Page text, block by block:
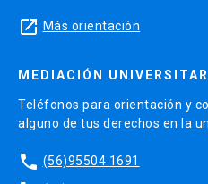
launch Más orientación
MEDIACIÓN
Teléfonos para orientación y
alguno de tus derechos en la
phone (56)95504 1691